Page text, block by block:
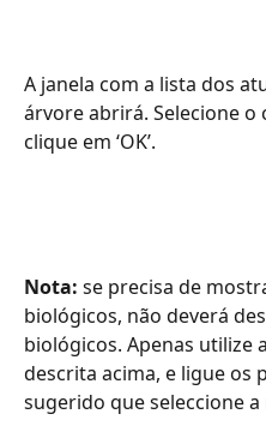
A janela com a lista dos
árvore abrirá. Selecione o
clique em ‘OK’.
Nota: se precisa de
biológicos, não deverá
biológicos. Apenas utilize
descrita acima, e ligue os
sugerido que seleccione